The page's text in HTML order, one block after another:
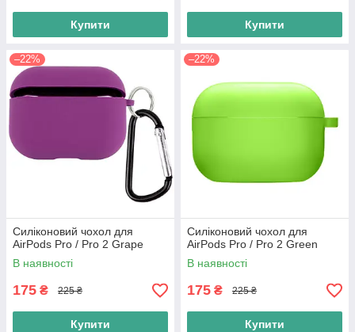
Купити Купити
–22%
Силіконовий чохол для
AirPods Pro / Pro 2 Grape
В наявності
175 ₴ 225 ₴
Купити
–22%
Силіконовий чохол для
AirPods Pro / Pro 2 Green
В наявності
175 ₴ 225 ₴
Купити